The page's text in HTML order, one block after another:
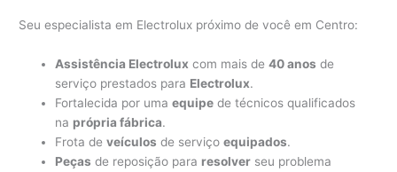
Seu especialista em Electrolux próximo de você em Centro:
Assistência Electrolux com mais de40 anos de
serviço prestados para Electrolux.
Fortalecida por umaequipe de técnicos qualificados
na própria fábrica.
Frota deveículos de serviçoequipados.
Peças de reposição para resolver seu problema